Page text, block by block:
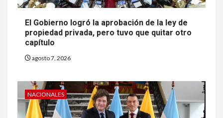
El Gobierno logró la aprobación de la ley de
propiedad privada, pero tuvo que quitar otro
capítulo
agosto 7, 2026
NACIONALES